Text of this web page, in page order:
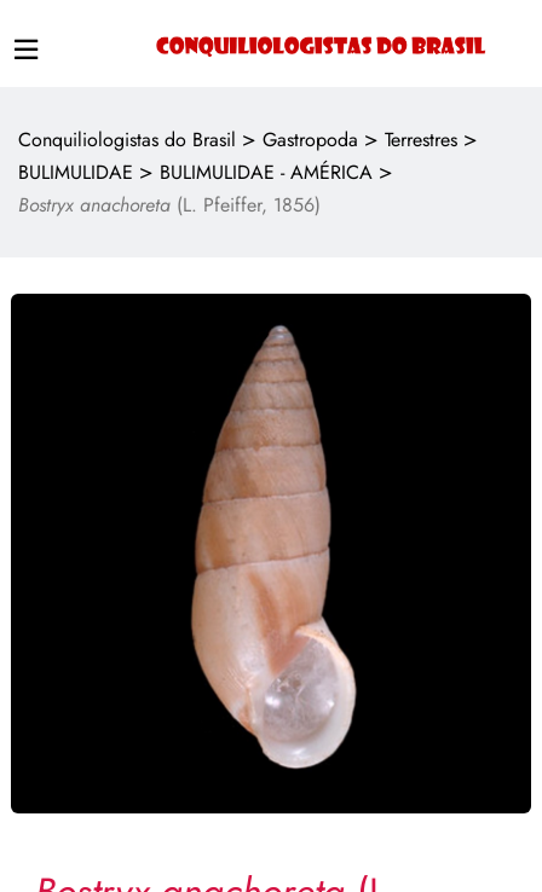
Conquiliologistas do Brasil > Gastropoda > Terrestres >
BULIMULIDAE > BULIMULIDAE - AMÉRICA >
Bostryx anachoreta (L. Pfeiffer, 1856)